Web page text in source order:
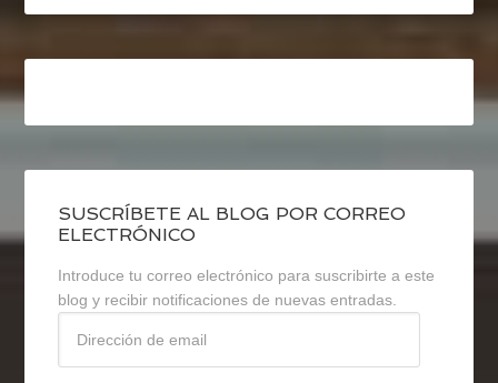
SUSCRÍBETE AL BLOG POR CORREO
ELECTRÓNICO
Introduce tu correo electrónico para suscribirte a este
blog y recibir notificaciones de nuevas entradas.
email